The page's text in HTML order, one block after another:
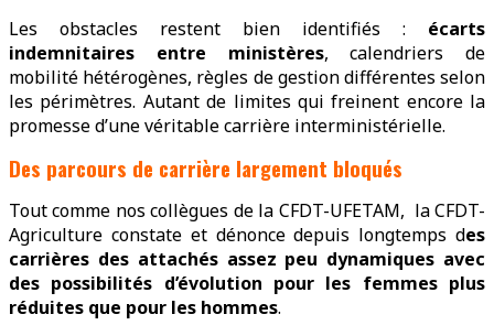
Les obstacles restent bien identifiés : écarts
indemnitaires entre ministères, calendriers de
mobilité hétérogènes, règles de gestion différentes selon
les périmètres. Autant de limites qui freinent encore la
promesse d’une véritable carrière interministérielle.
Des parcours de carrière largement bloqués
Tout comme nos collègues de la CFDT-UFETAM, la CFDT-
Agriculture constate et dénonce depuis longtemps des
carrières des attachés assez peu dynamiques avec
des possibilités d’évolution pour les femmes plus
réduites que pour les hommes.